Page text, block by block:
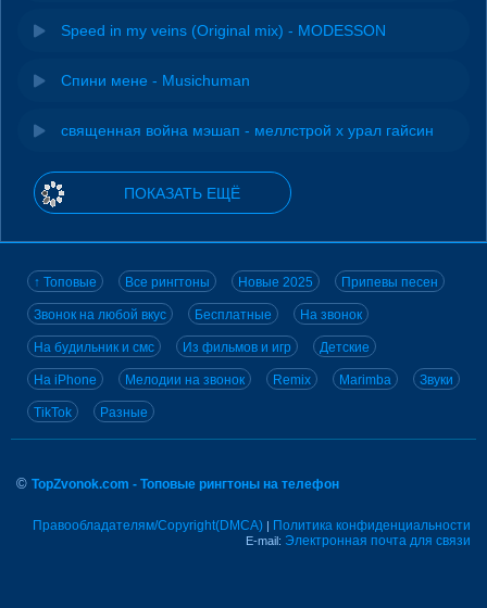
Speed in my veins (Original mix) - MODESSON
Спини мене - Musichuman
священная война мэшап - меллстрой х урал гайсин
ПОКАЗАТЬ ЕЩЁ
↑ Топовые Все рингтоны Новые 2025 Припевы песен
Звонок на любой вкус Бесплатные На звонок
На будильник и смс Из фильмов и игр Детские
На iPhone Мелодии на звонок Remix Marimba Звуки
TikTok Разные
© TopZvonok.com - Топовые рингтоны на телефон
Правообладателям/Copyright(DMCA) | Политика конфиденциальности
E-mail: Электронная почта для связи